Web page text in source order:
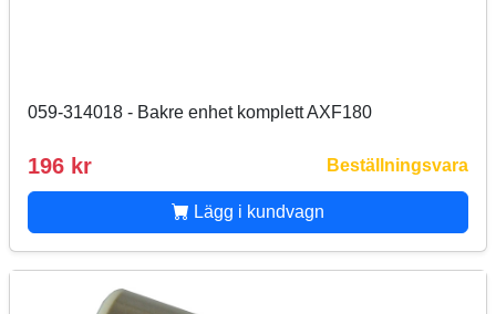
059-314018 - Bakre enhet komplett AXF180
196 kr Beställningsvara
Lägg i kundvagn